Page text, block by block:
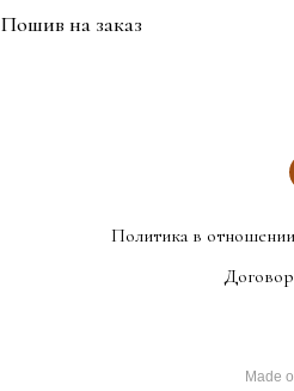
Пошив на заказ
Политика в
Made